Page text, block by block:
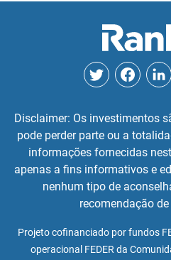
Disclaimer: Os investimentos
pode perder parte ou a
informações fornecidas
apenas a fins informativos e
nenhum tipo de
recomendação
Projeto cofinanciado por fundos
operacional FEDER da